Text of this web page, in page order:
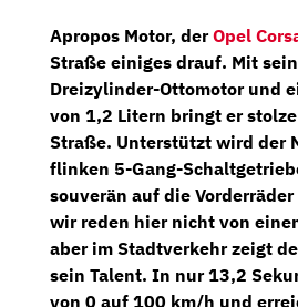
Apropos Motor, derOpel
Straße einiges drauf. Mit
Dreizylinder-Ottomotorund
von 1,2 Litern bringt er stolze
Straße. Unterstützt wird der
flinken 5-Gang-
souverän auf die
wir reden hier nicht von
aber im Stadtverkehr zeigt
sein Talent. In nur 13,2
von 0 auf 100 km/h und